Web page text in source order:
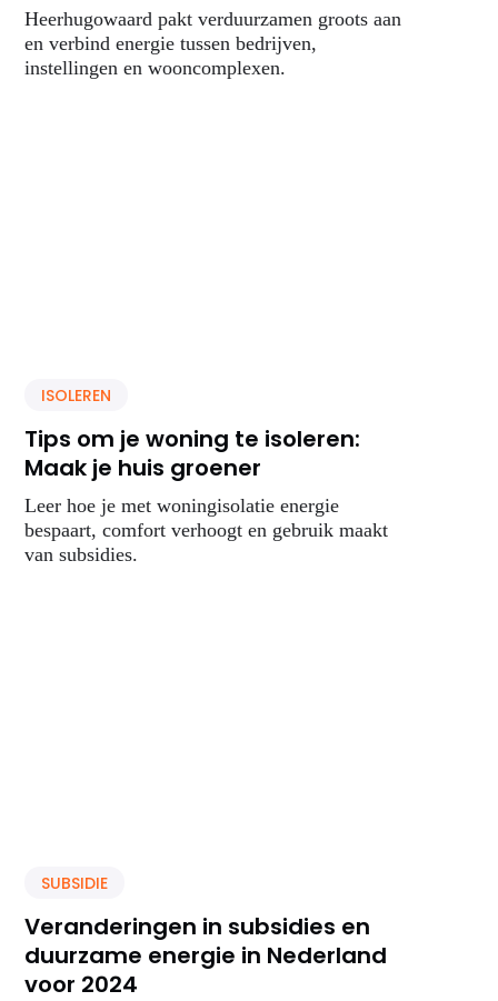
Heerhugowaard pakt verduurzamen groots aan
en verbind energie tussen bedrijven,
instellingen en wooncomplexen.
ISOLEREN
Tips om je woning te isoleren:
Maak je huis groener
Leer hoe je met woningisolatie energie
bespaart, comfort verhoogt en gebruik maakt
van subsidies.
SUBSIDIE
Veranderingen in subsidies en
duurzame energie in Nederland
voor 2024